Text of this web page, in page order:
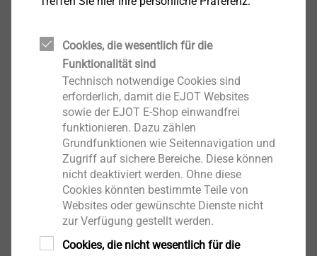
Filter
JT3-2-6,0x25-E16
3595511321
JT3-2-6,0x180-E16
Cookies, die wesentlich für die
Funktionalität sind
Technisch notwendige Cookies sind
erforderlich, damit die EJOT Websites
sowie der EJOT E-Shop einwandfrei
funktionieren. Dazu zählen
Grundfunktionen wie Seitennavigation und
Zugriff auf sichere Bereiche. Diese können
nicht deaktiviert werden. Ohne diese
Cookies könnten bestimmte Teile von
Websites oder gewünschte Dienste nicht
zur Verfügung gestellt werden.
Cookies, die nicht wesentlich für die